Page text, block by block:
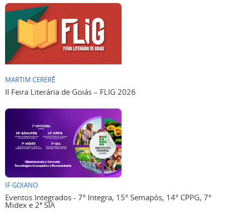
MARTIM CERERÊ
II Feira Literária de Goiás – FLIG 2026
IF GOIANO
Eventos Integrados - 7° Integra, 15° Semapós, 14° CPPG, 7°
Midex e 2ª SIA